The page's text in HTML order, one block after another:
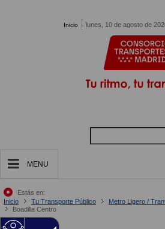
Inicio lunes, 10 de agosto de
MENU
Estás en:
Inicio
Tu Transporte Público Metro Ligero /
Boadilla Centro